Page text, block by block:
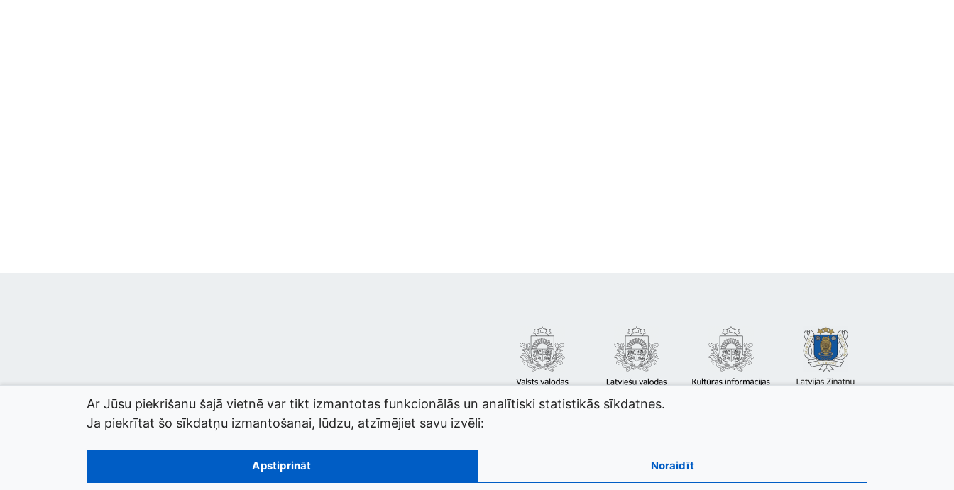
© 2026 termini.gov.lv. Izstrādātājs:
Ar Jūsu piekrišanu šajā vietnē var tikt izmantotas funkcionālās un analītiski statistikās sīkdatnes.
Ja piekrītat šo sīkdatņu izmantošanai, lūdzu, atzīmējiet savu izvēli:
Apstiprināt Noraidīt